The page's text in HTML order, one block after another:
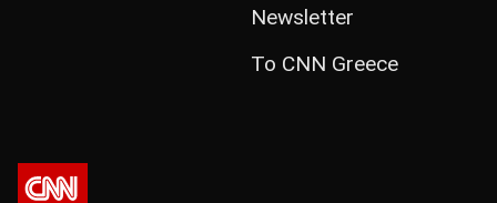
Newsletter
Το CNN Greece